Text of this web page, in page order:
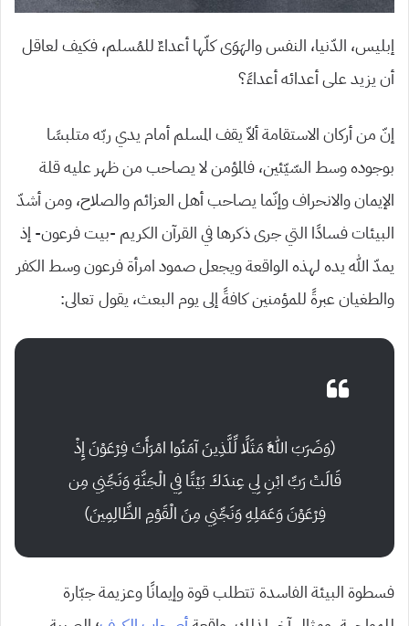
إبليس، الدّنيا، النفس والهَوَى كلّها أعداءٌ للمُسلم، فكيف لعاقل
أن يزيد على أعدائه أعداءً؟
إنّ من أركان الاستقامة ألاّ يقف المسلم أمام يدي ربّه متلبسًا
بوجوده وسط السّيّئين، فالمؤمن لا يصاحب من ظهر عليه قلة
الإيمان والانحراف وإنّما يصاحب أهل العزائم والصلاح، ومن أشدّ
البيئات فسادًا التي جرى ذكرها في القرآن الكريم -بيت فرعون- إذ
يمدّ الله يده لهذه الواقعة ويجعل صمود امرأة فرعون وسط الكفر
والطغيان عبرةً للمؤمنين كافةً إلى يوم البعث، يقول تعالى:
(وَضَرَبَ اللَّهُ مَثَلًا لِّلَّذِينَ آمَنُوا امْرَأَتَ فِرْعَوْنَ إِذْ
قَالَتْ رَبِّ ابْنِ لِي عِندَكَ بَيْتًا فِي الْجَنَّةِ وَنَجِّنِي مِن
فِرْعَوْنَ وَعَمَلِهِ وَنَجِّنِي مِنَ الْقَوْمِ الظَّالِمِينَ)
فسطوة البيئة الفاسدة تتطلب قوة وإيمانًا وعزيمة جبّارة